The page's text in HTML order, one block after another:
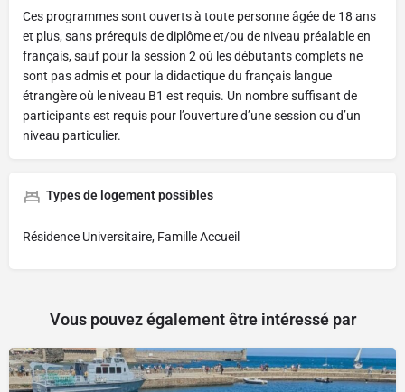
Ces programmes sont ouverts à toute personne âgée de 18 ans
et plus, sans prérequis de diplôme et/ou de niveau préalable en
français, sauf pour la session 2 où les débutants complets ne
sont pas admis et pour la didactique du français langue
étrangère où le niveau B1 est requis. Un nombre suffisant de
participants est requis pour l’ouverture d’une session ou d’un
niveau particulier.
Types de logement possibles
Résidence Universitaire, Famille Accueil
Vous pouvez également être intéressé par